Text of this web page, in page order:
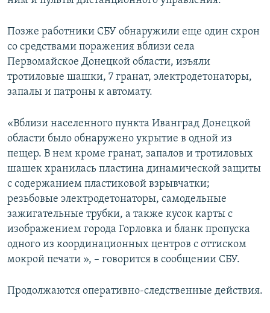
Позже работники СБУ обнаружили еще один схрон
со средствами поражения вблизи села
Первомайское Донецкой области, изъяли
тротиловые шашки, 7 гранат, электродетонаторы,
запалы и патроны к автомату.
«Вблизи населенного пункта Иванград Донецкой
области было обнаружено укрытие в одной из
пещер. В нем кроме гранат, запалов и тротиловых
шашек хранилась пластина динамической защиты
с содержанием пластиковой взрывчатки;
резьбовые электродетонаторы, самодельные
зажигательные трубки, а также кусок карты с
изображением города Горловка и бланк пропуска
одного из координационных центров с оттиском
мокрой печати », – говорится в сообщении СБУ.
Продолжаются оперативно-следственные действия.